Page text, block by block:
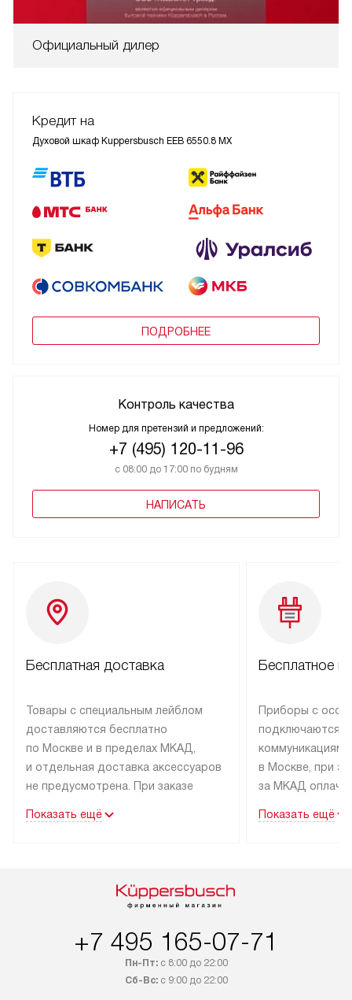
Официальный дилер
Кредит на
Духовой шкаф Kuppersbusch EEB 6550.8 MX
ПОДРОБНЕЕ
Контроль качества
Номер для претензий и предложений:
+7 (495) 120-11-96
с 08:00 до 17:00 по будням
НАПИСАТЬ
Бесплатная доставка
Товары с специальным лейблом
доставляются бесплатно
по Москве и в пределах МКАД,
и отдельная доставка аксессуаров
не предусмотрена. При заказе
рекомендуем обсудить
быть отправлены покупателю
интересен товар «Под заказ»,
приобретения с менеджером сайта.
Показать ещё
Бесплатное
Приборы с
подключаются к
коммуникациям
в Москве, при
за МКАД
партнера
по монтажу
Показать ещё
+7 495 165-07-71
Пн-Пт:с 8:00 до 22:00
Сб-Вс:с 9:00 до 22:00